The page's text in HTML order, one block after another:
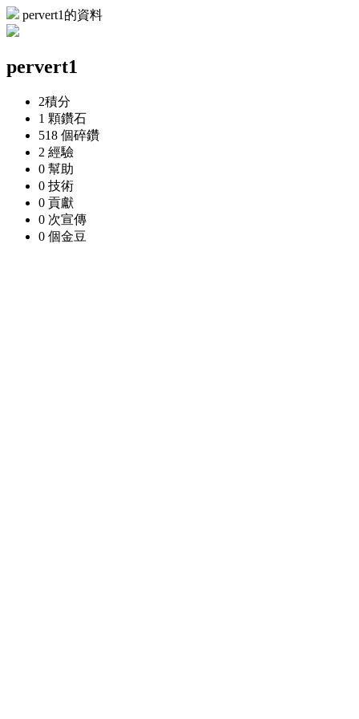
pervert1的資料
pervert1
2積分
1 顆鑽石
518 個碎鑽
2 經驗
0 幫助
0 技術
0 貢獻
0 次宣傳
0 個金豆